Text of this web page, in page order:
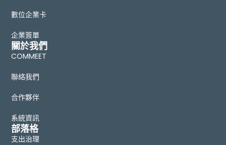
數位企業卡
企業簽單
關於我們
COMMEET
聯絡我們
合作夥伴
系統資訊
部落格
支出治理